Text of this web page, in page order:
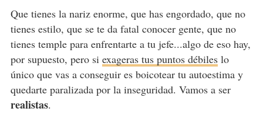
Que tienes la nariz enorme, que has engordado, que no
tienes estilo, que se te da fatal conocer gente, que no
tienes temple para enfrentarte a tu jefe...algo de eso hay,
por supuesto, pero si exageras tus puntos débileslo
único que vas a conseguir es boicotear tu autoestima y
quedarte paralizada por la inseguridad. Vamos a ser
realistas.